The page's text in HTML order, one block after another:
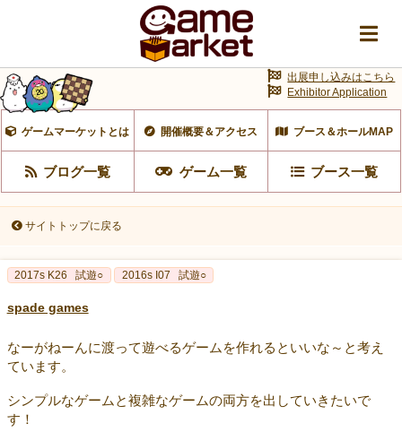
ゲームマーケットとは 開催概要＆アクセス ブース＆ホールMAP
ブログ一覧 ゲーム一覧 ブース一覧
出展申し込みはこちら
Exhibitor Application
サイトトップに戻る
2017s K26 試遊○ 2016s I07 試遊○
spade games
なーがねーんに渡って遊べるゲームを作れるといいな～と考え
ています。
シンプルなゲームと複雑なゲームの両方を出していきたいで
す！